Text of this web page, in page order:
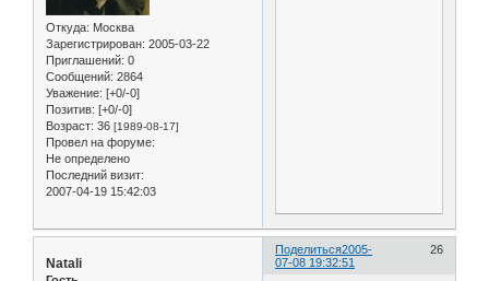
Откуда: Москва
Зарегистрирован: 2005-03-22
Приглашений: 0
Сообщений: 2864
Уважение: [+0/-0]
Позитив: [+0/-0]
Возраст: 36 [1989-08-17]
Провел на форуме:
Не определено
Последний визит:
2007-04-19 15:42:03
Поделиться 26
2005-
07-08 19:32:51
Natali